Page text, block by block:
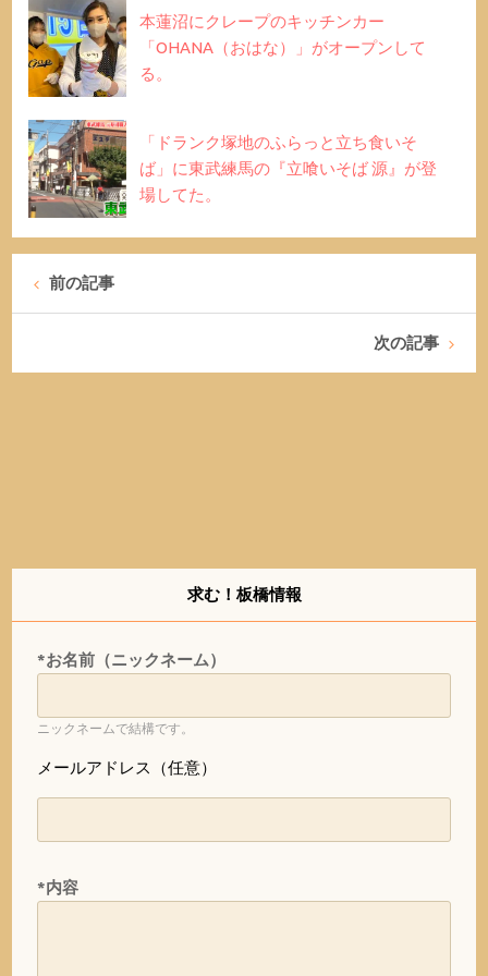
本蓮沼にクレープのキッチンカー
「OHANA（おはな）」がオープンして
る。
「ドランク塚地のふらっと立ち食いそ
ば」に東武練馬の『立喰いそば 源』が登
場してた。
前の記事
次の記事
求む！板橋情報
*お名前（ニックネーム）
ニックネームで結構です。
メールアドレス（任意）
*内容